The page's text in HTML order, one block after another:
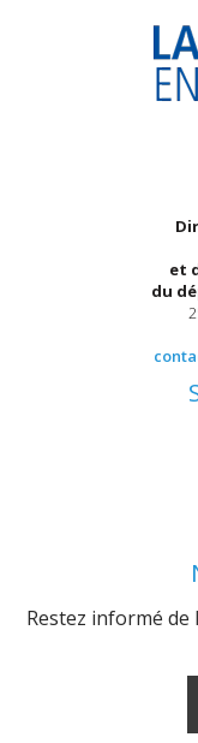
et
du
Restez informé